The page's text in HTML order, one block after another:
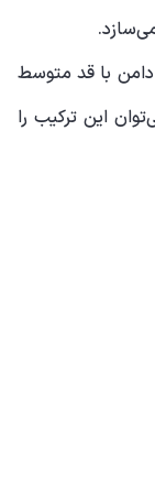
دامن با قد متوسط
این ترکیب را